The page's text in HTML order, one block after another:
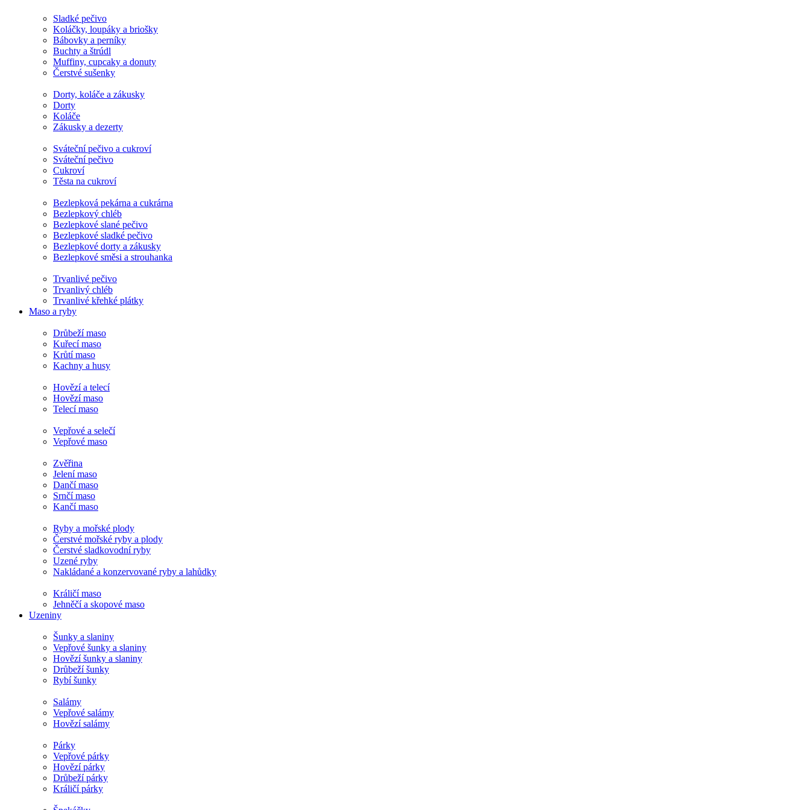
Sladké pečivo
Koláčky, loupáky a briošky
Bábovky a perníky
Buchty a štrúdl
Muffiny, cupcaky a donuty
Čerstvé sušenky
Dorty, koláče a zákusky
Dorty
Koláče
Zákusky a dezerty
Sváteční pečivo a cukroví
Sváteční pečivo
Cukroví
Těsta na cukroví
Bezlepková pekárna a cukrárna
Bezlepkový chléb
Bezlepkové slané pečivo
Bezlepkové sladké pečivo
Bezlepkové dorty a zákusky
Bezlepkové směsi a strouhanka
Trvanlivé pečivo
Trvanlivý chléb
Trvanlivé křehké plátky
Maso a ryby
Drůbeží maso
Kuřecí maso
Krůtí maso
Kachny a husy
Hovězí a telecí
Hovězí maso
Telecí maso
Vepřové a selečí
Vepřové maso
Zvěřina
Jelení maso
Dančí maso
Srnčí maso
Kančí maso
Ryby a mořské plody
Čerstvé mořské ryby a plody
Čerstvé sladkovodní ryby
Uzené ryby
Nakládané a konzervované ryby a lahůdky
Králičí maso
Jehněčí a skopové maso
Uzeniny
Šunky a slaniny
Vepřové šunky a slaniny
Hovězí šunky a slaniny
Drůbeží šunky
Rybí šunky
Salámy
Vepřové salámy
Hovězí salámy
Párky
Vepřové párky
Hovězí párky
Drůbeží párky
Králičí párky